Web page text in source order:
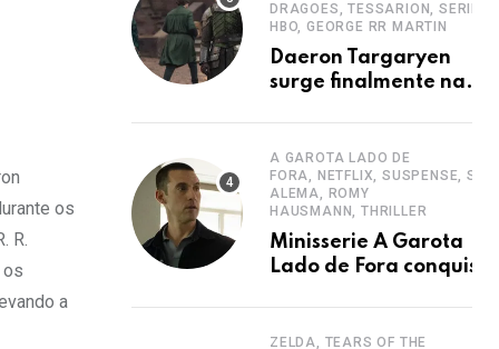
os
R.
os
a
DRAGOES, TESSARION, SERIES
HBO, GEORGE RR MARTIN
Daeron Targaryen
surge finalmente na
A GAROTA LADO DE
FORA, NETFLIX, SUSPENSE,
ALEMA, ROMY
HAUSMANN, THRILLER
Minisserie A Garota
Lado de Fora conquista
ZELDA, TEARS OF THE